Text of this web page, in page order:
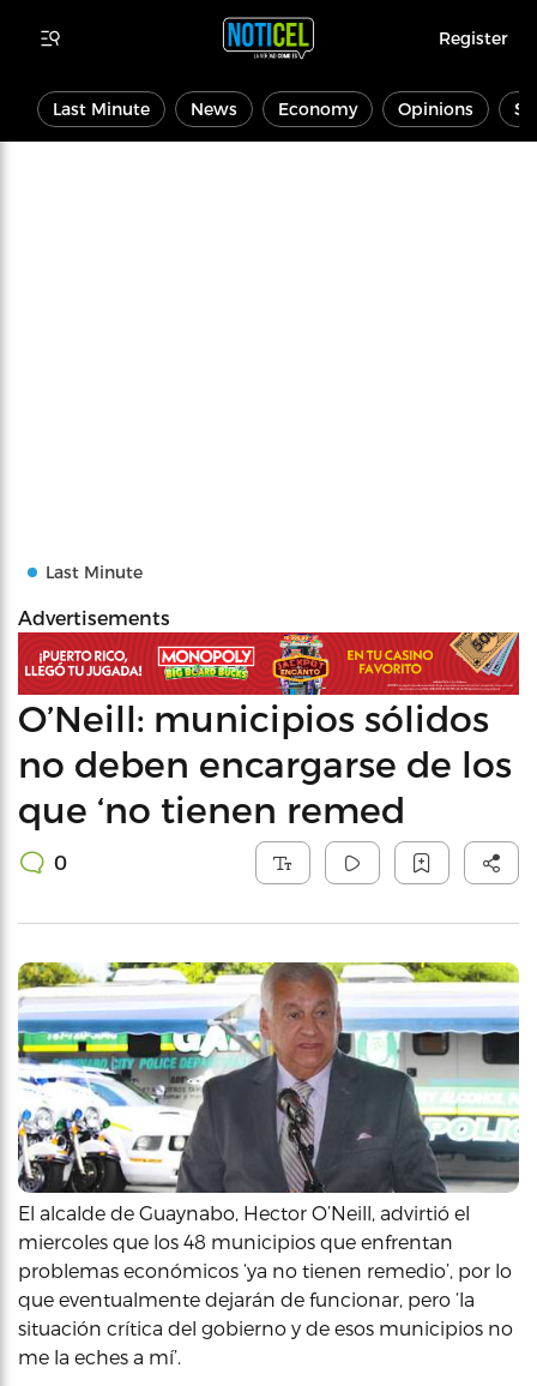
Register
Last Minute News Economy Opinions
Last Minute
Advertisements
O’Neill: municipios sólidos
no deben encargarse de los
que ‘no tienen remed
0
El alcalde de Guaynabo, Hector O’Neill, advirtió el
miercoles que los 48 municipios que enfrentan
problemas económicos ‘ya no tienen remedio’, por lo
que eventualmente dejarán de funcionar, pero ‘la
situación crítica del gobierno y de esos municipios no
me la eches a mí’.